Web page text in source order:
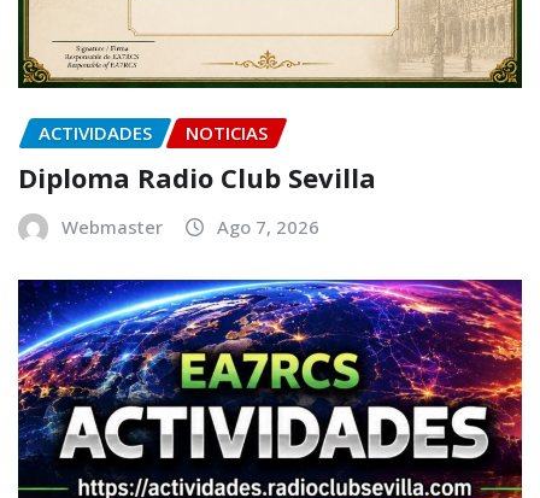
ACTIVIDADES NOTICIAS
Diploma Radio Club Sevilla
Webmaster Ago 7, 2026